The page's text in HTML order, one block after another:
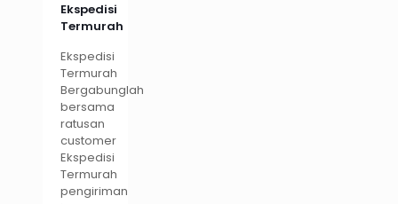
Ekspedisi
Termurah
Ekspedisi
Termurah
Bergabunglah
bersama
ratusan
customer
Ekspedisi
Termurah
pengiriman